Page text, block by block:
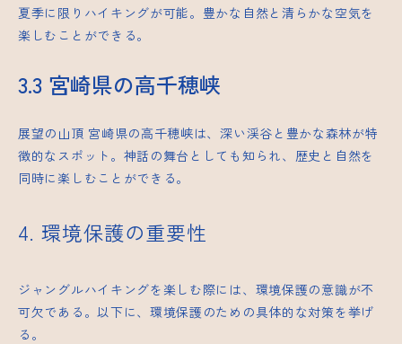
夏季に限りハイキングが可能。豊かな自然と清らかな空気を
楽しむことができる。
3.3 宮崎県の高千穂峡
展望の山頂 宮崎県の高千穂峡は、深い渓谷と豊かな森林が特
徴的なスポット。神話の舞台としても知られ、歴史と自然を
同時に楽しむことができる。
4. 環境保護の重要性
ジャングルハイキングを楽しむ際には、環境保護の意識が不
可欠である。以下に、環境保護のための具体的な対策を挙げ
る。